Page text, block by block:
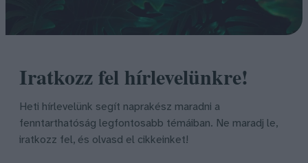
Iratkozz fel hírlevelünkre!
Heti hírlevelünk segít naprakész maradni a
fenntarthatóság legfontosabb témáiban. Ne maradj le,
iratkozz fel, és olvasd el cikkeinket!